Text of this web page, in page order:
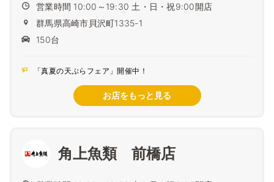
営業時間 10:00～19:30 土・日・祝9:00開店
群馬県高崎市貝沢町1335-1
150台
「真夏の天ぷらフェア」開催中！
お店をもっと見る
角上魚類 前橋店